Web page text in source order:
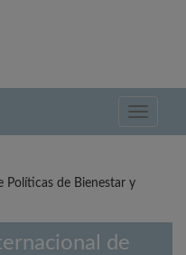
Toggle
Políticas de Bienestar y
de